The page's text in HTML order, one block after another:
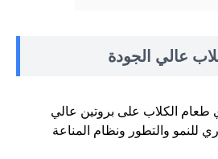
عالي الجودة
طعام الكلاب على بروتين عالي
للنمو والتطور ونظام المناعة